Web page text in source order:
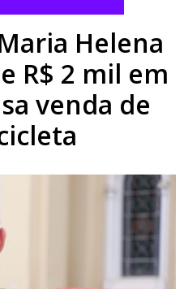
Helena
R$ 2 mil em
venda de